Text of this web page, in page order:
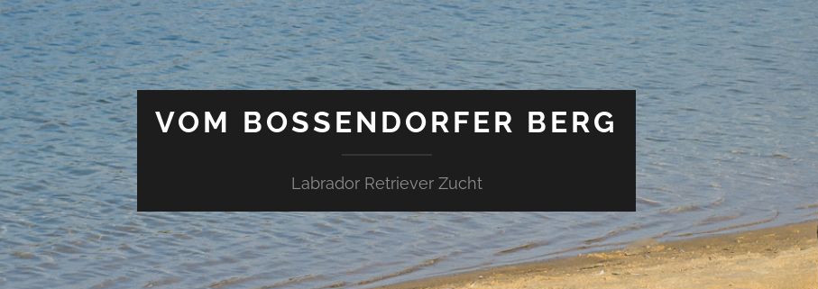
VOM BOSSENDORFER BERG
Labrador Retriever Zucht